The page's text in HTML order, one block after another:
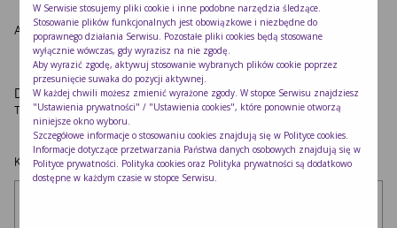
Autor:Redakcja Nutricia|Opublikowano:2022-10-24
Dodaj komentarz
Twój adres e-mail nie zostanie opublikowany.Wymagane pola są oznaczone
Komentarz*
W Serwisie stosujemy pliki cookie i inne podobne narzędzia śledzące.
Stosowanie plików funkcjonalnych jest obowiązkowe i niezbędne do
poprawnego działania Serwisu. Pozostałe pliki cookies będą stosowane
wyłącznie wówczas, gdy wyrazisz na nie zgodę.
Aby wyrazić zgodę, aktywuj stosowanie wybranych plików cookie poprzez
przesunięcie suwaka do pozycji aktywnej.
W każdej chwili możesz zmienić wyrażone zgody. W stopce Serwisu znajdziesz
"Ustawienia prywatności" / "Ustawienia cookies", które ponownie otworzą
niniejsze okno wyboru.
Szczegółowe informacje o stosowaniu cookies znajdują się w Polityce cookies
Informacje dotyczące przetwarzania Państwa danych osobowych znajdują się w
Polityce prywatności . Polityka cookies oraz Polityka prywatności są dodatkowo
dostępne w każdym czasie w stopce Serwisu.